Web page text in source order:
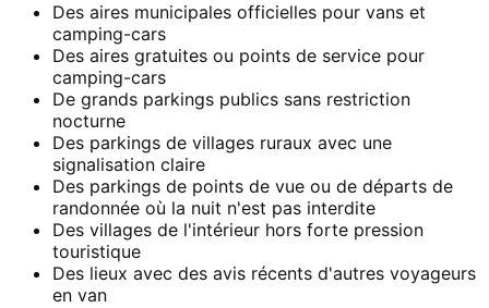
Des aires municipales officielles pour vans et
camping-cars
Des aires gratuites ou points de service pour
camping-cars
De grands parkings publics sans restriction
nocturne
Des parkings de villages ruraux avec une
signalisation claire
Des parkings de points de vue ou de départs de
randonnée où la nuit n'est pas interdite
Des villages de l'intérieur hors forte pression
touristique
Des lieux avec des avis récents d'autres voyageurs
en van